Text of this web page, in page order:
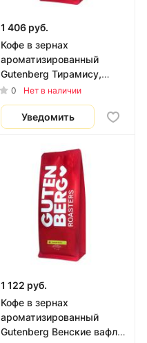
1 406 руб.
Кофе в зернах
ароматизированный
Gutenberg Тирамису,
1000 гр.
0 Нет в наличии
Уведомить
1 122 руб.
Кофе в зернах
ароматизированный
Gutenberg Венские вафли,